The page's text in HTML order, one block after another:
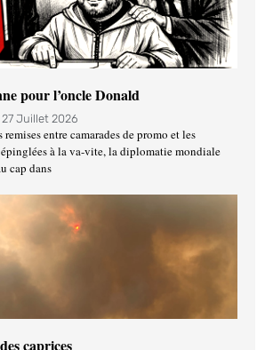
pour l’oncle Donald
27 Juillet 2026
entre camarades de promo et les
à la va-vite, la diplomatie mondiale
cap dans
caprices